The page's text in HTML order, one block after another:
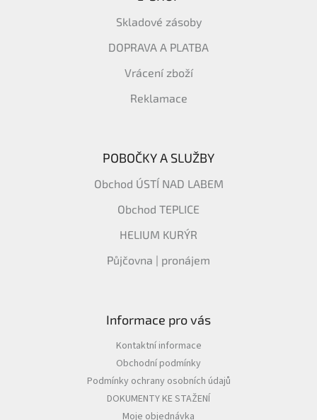
Skladové zásoby
DOPRAVA A PLATBA
Vrácení zboží
Reklamace
POBOČKY A SLUŽBY
Obchod ÚSTÍ NAD LABEM
Obchod TEPLICE
HELIUM KURÝR
Půjčovna | pronájem
Informace pro vás
Kontaktní informace
Obchodní podmínky
Podmínky ochrany osobních údajů
DOKUMENTY KE STAŽENÍ
Moje objednávka